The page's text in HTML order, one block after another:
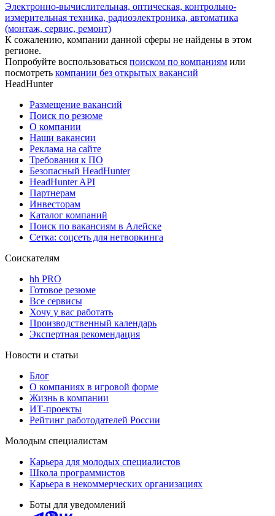
Электронно-вычислительная, оптическая, контрольно-
измерительная техника, радиоэлектроника, автоматика
(монтаж, сервис, ремонт)
К сожалению, компании данной сферы не найдены в этом
регионе.
Попробуйте воспользоваться поиском по компаниям или
посмотреть компании без открытых вакансий
HeadHunter
Размещение вакансий
Поиск по резюме
О компании
Наши вакансии
Реклама на сайте
Требования к ПО
Безопасный HeadHunter
HeadHunter API
Партнерам
Инвесторам
Каталог компаний
Поиск по вакансиям в Алейске
Сетка: соцсеть для нетворкинга
Соискателям
hh PRO
Готовое резюме
Все сервисы
Хочу у вас работать
Производственный календарь
Экспертная рекомендация
Новости и статьи
Блог
О компаниях в игровой форме
Жизнь в компании
ИТ-проекты
Рейтинг работодателей России
Молодым специалистам
Карьера для молодых специалистов
Школа программистов
Карьера в некоммерческих организациях
Боты для уведомлений